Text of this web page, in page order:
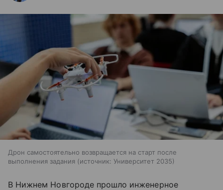
Дрон самостоятельно возвращается на старт после
выполнения задания
источник: Университет 2035
В Нижнем Новгороде прошло инженерное